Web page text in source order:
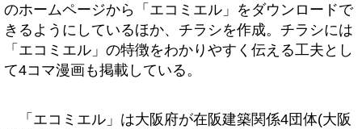
のホームページから「エコミエル」をダウンロードで
きるようにしているほか、チラシを作成。チラシには
「エコミエル」の特徴をわかりやすく伝える工夫とし
て4コマ漫画も掲載している。
「エコミエル」は大阪府が在阪建築関係4団体(大阪